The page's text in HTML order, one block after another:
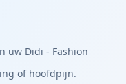
uw Didi - Fashion
of hoofdpijn.